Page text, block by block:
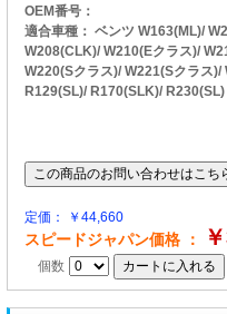
OEM番号：
適合車種： ベンツ W163(ML)/
W208(CLK)/ W210(Eクラス)/
W220(Sクラス)/ W221(Sクラス)/
R129(SL)/ R170(SLK)/ R230(SL)
定価： ￥44,660
スピードジャパン価格 ：
個数